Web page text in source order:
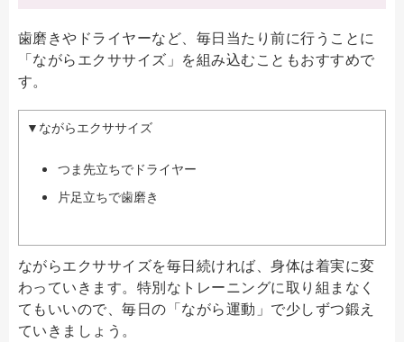
歯磨きやドライヤーなど、毎日当たり前に行うことに
「ながらエクササイズ」を組み込むこともおすすめで
す。
▼ながらエクササイズ
つま先立ちでドライヤー
片足立ちで歯磨き
ながらエクササイズを毎日続ければ、身体は着実に変
わっていきます。特別なトレーニングに取り組まなく
てもいいので、毎日の「ながら運動」で少しずつ鍛え
ていきましょう。